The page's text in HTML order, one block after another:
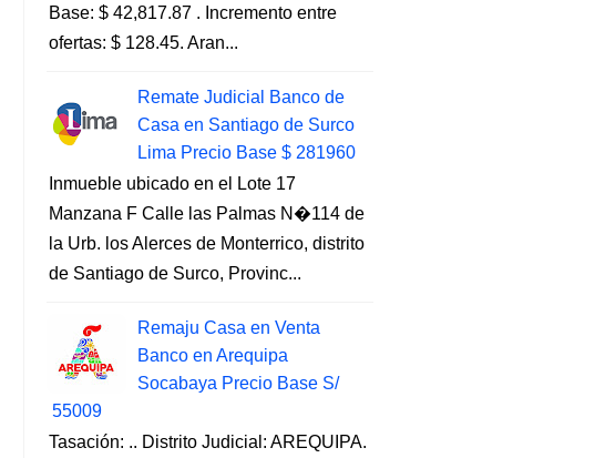
Base: $ 42,817.87 . Incremento entre
ofertas: $ 128.45. Aran...
Remate Judicial Banco de
Casa en Santiago de Surco
Lima Precio Base $ 281960
Inmueble ubicado en el Lote 17
Manzana F Calle las Palmas N�114 de
la Urb. los Alerces de Monterrico, distrito
de Santiago de Surco, Provinc...
Remaju Casa en Venta
Banco en Arequipa
Socabaya Precio Base S/
55009
Tasación: .. Distrito Judicial: AREQUIPA.